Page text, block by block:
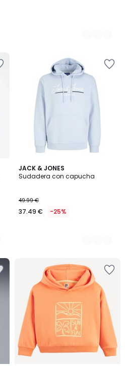
JACK & JONES
Sudadera con capucha
49.99 €
37.49 € -25%
4
Colores